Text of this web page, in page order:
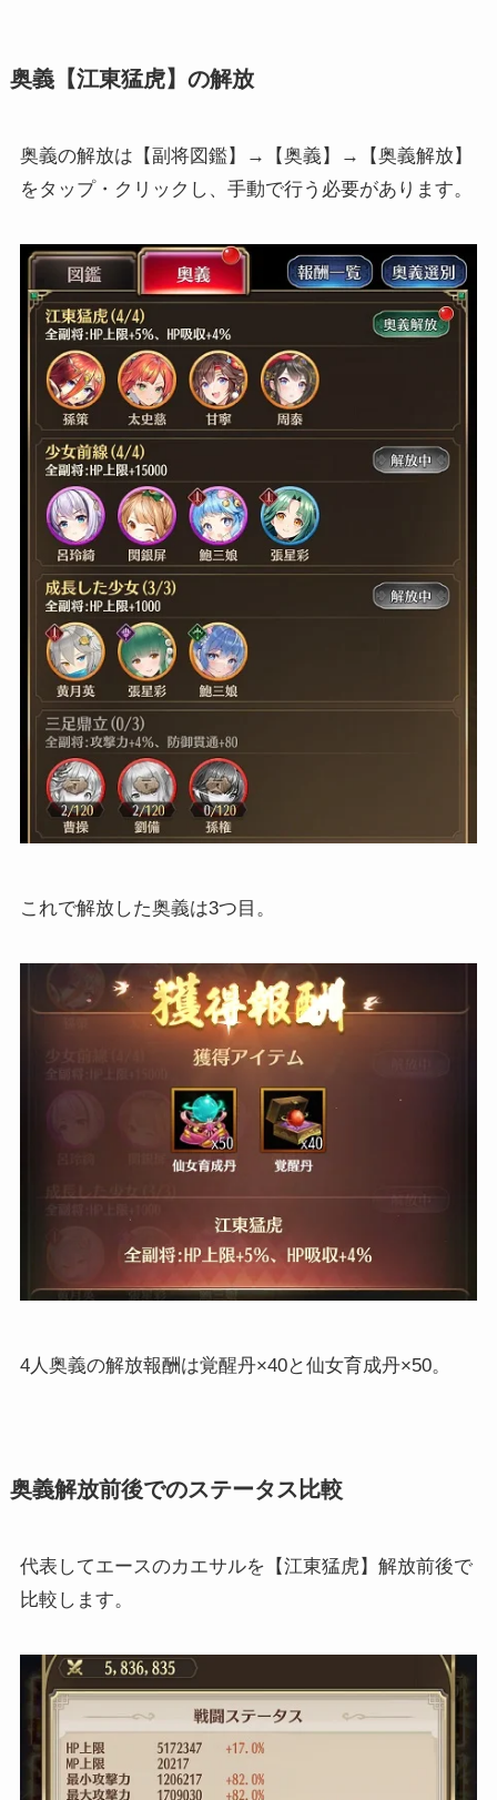
奥義【江東猛虎】の解放
奥義の解放は【副将図鑑】→【奥義】→【奥義解放】
をタップ・クリックし、手動で行う必要があります。
これで解放した奥義は3つ目。
4人奥義の解放報酬は覚醒丹×40と仙女育成丹×50。
奥義解放前後でのステータス比較
代表してエースのカエサルを【江東猛虎】解放前後で
比較します。